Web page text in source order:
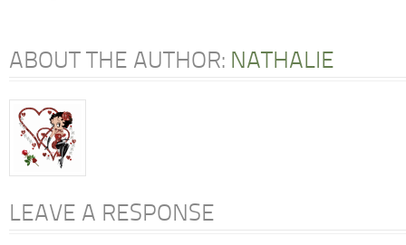
ABOUT THE AUTHOR: NATHALIE
LEAVE A RESPONSE